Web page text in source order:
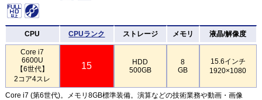
CPU CPUランク ストレージ メモリ 液晶/解像度
Core i7
6600U
【6世代】
2コア4スレ
15
HDD
500GB
8
GB
15.6インチ
1920×1080
Core i7 (第6世代)。メモリ8GB標準装備。演算などの技術業務や動画・画像